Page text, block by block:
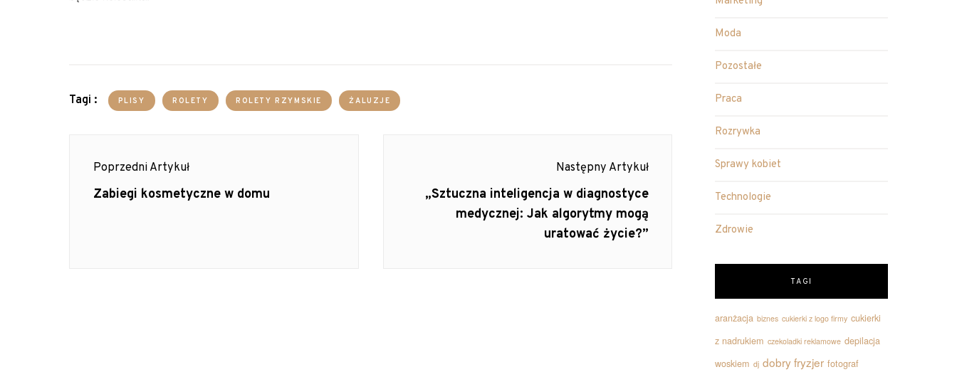
Tagi : PLISY ROLETY ROLETY RZYMSKIE ŻALUZJE
Nawigacja
wpisu
Poprzedni Artykuł
Poprzedni
Zabiegi kosmetyczne w domu
Następny Artykuł
Następny
Artykuł:
„Sztuczna inteligencja w diagnostyce
medycznej: Jak algorytmy mogą
uratować życie?”
Moda
Pozostałe
Praca
Rozrywka
Sprawy kobiet
Technologie
Zdrowie
TAGI
aranżacja biznes cukierki z logo firmy cukierki
z nadrukiem czekoladki reklamowe depilacja
woskiem dj dobry fryzjer fotograf